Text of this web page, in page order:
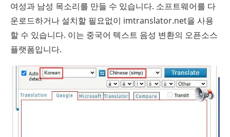
여성과 남성 목소리를 만들 수 있습니다. 소프트웨어를 다
운로드하거나 설치할 필요없이 imtranslator.net을 사용
할 수 있습니다. 이는 중국어 텍스트 음성 변환의 오픈소스
플랫폼입니다.